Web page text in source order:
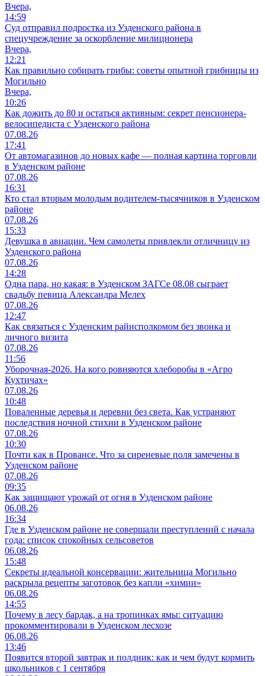
Вчера,
14:59
Суд отправил подростка из Узденского района в
спецучреждение за оскорбление милиционера
Вчера,
12:21
Как правильно собирать грибы: советы опытной грибницы из
Могильно
Вчера,
10:26
Как дожить до 80 и остаться активным: секрет пенсионера-
велосипедиста с Узденского района
07.08.26
17:41
От автомагазинов до новых кафе — полная картина торговли
в Узденском районе
07.08.26
16:31
Кто стал вторым молодым водителем-тысячников в Узденском
районе
07.08.26
15:33
Девушка в авиации. Чем самолеты привлекли отличницу из
Узденского района
07.08.26
14:28
Одна пара, но какая: в Узденском ЗАГСе 08.08 сыграет
свадьбу певица Александра Мелех
07.08.26
12:47
Как связаться с Узденским райисполкомом без звонка и
личного визита
07.08.26
11:56
Уборочная-2026. На кого ровняются хлеборобы в «Агро
Кухтичах»
07.08.26
10:48
Поваленные деревья и деревни без света. Как устраняют
последствия ночной стихии в Узденском районе
07.08.26
10:30
Почти как в Провансе. Что за сиреневые поля замечены в
Узденском районе
07.08.26
09:35
Как защищают урожай от огня в Узденском районе
06.08.26
16:34
Где в Узденском районе не совершали преступлений с начала
года: список спокойных сельсоветов
06.08.26
15:48
Секреты идеальной консервации: жительница Могильно
раскрыла рецепты заготовок без капли «химии»
06.08.26
14:55
Почему в лесу бардак, а на тропинках ямы: ситуацию
прокомментировали в Узденском лесхозе
06.08.26
13:46
Появится второй завтрак и полдник: как и чем будут кормить
школьников с 1 сентября